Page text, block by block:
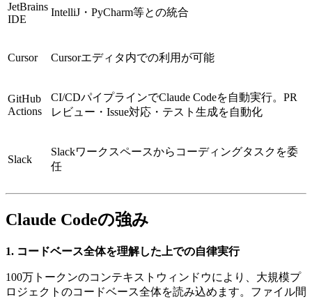
JetBrains
IDE
IntelliJ・PyCharm等との統合
Cursor Cursorエディタ内での利用が可能
GitHub
Actions
CI/CDパイプラインでClaude Codeを自動実行。PR
レビュー・Issue対応・テスト生成を自動化
Slack
Slackワークスペースからコーディングタスクを委
任
Claude Codeの強み
1. コードベース全体を理解した上での自律実行
100万トークンのコンテキストウィンドウにより、大規模プ
ロジェクトのコードベース全体を読み込めます。ファイル間